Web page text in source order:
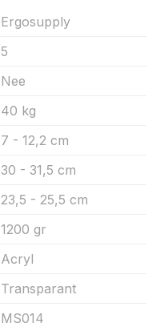
Ergosupply
5
Nee
40 kg
7 - 12,2 cm
30 - 31,5 cm
23,5 - 25,5 cm
1200 gr
Acryl
Transparant
MS014